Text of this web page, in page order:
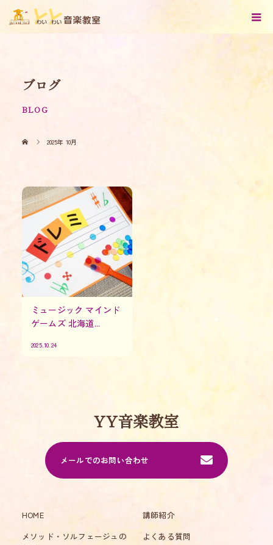
ブログ
BLOG
2025年 10月
ミュージック マインド
ゲームズ 北海道...
2025.10.24
YY音楽教室
メールでのお問い合わせ
HOME
講師紹介
メソッド・ソルフェージュの
よくある質問